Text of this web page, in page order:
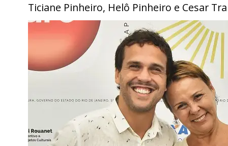
Ticiane Pinheiro, Helô Pinheiro e Cesar